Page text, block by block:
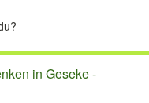
in Geseke -